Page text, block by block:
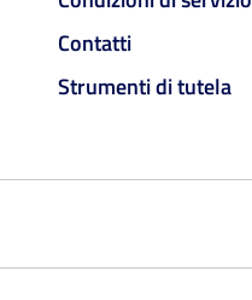
Contatti
Strumenti di tutela